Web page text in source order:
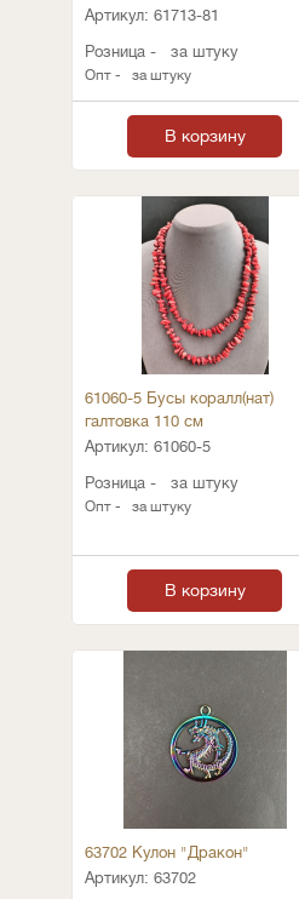
Артикул: 61713-81
Розница -
за штуку
Опт - за штуку
В корзину
61060-5 Бусы коралл(нат)
галтовка 110 см
Артикул: 61060-5
Розница -
за штуку
Опт - за штуку
В корзину
63702 Кулон "Дракон"
Артикул: 63702